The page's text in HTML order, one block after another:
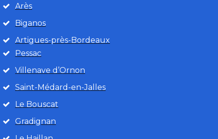
Arès
Biganos
Artigues-près-Bordeaux
Pessac
Villenave d’Ornon
Saint-Médard-en-Jalles
Le Bouscat
Gradignan